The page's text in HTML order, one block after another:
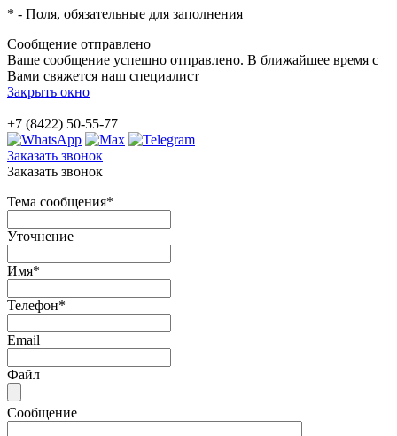
* - Поля, обязательные для заполнения
Сообщение отправлено
Ваше сообщение успешно отправлено. В ближайшее время с
Вами свяжется наш специалист
Закрыть окно
+7 (8422) 50-55-77
Заказать звонок
Заказать звонок
Тема сообщения*
Уточнение
Имя*
Телефон*
Email
Файл
Сообщение